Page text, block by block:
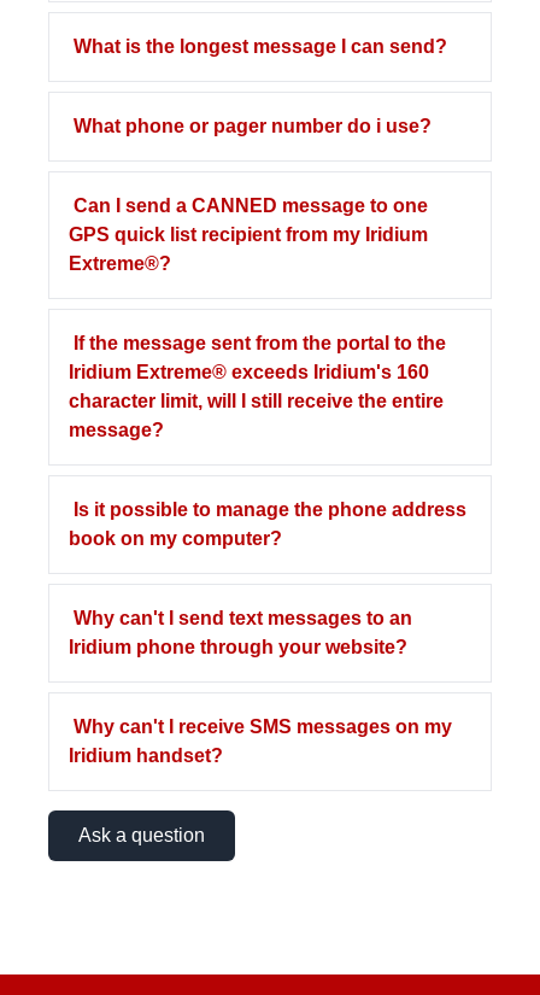
What is the longest message I can send?
What phone or pager number do i use?
Can I send a CANNED message to one
GPS quick list recipient from my Iridium
Extreme®?
If the message sent from the portal to the
Iridium Extreme® exceeds Iridium's 160
character limit, will I still receive the entire
message?
Is it possible to manage the phone address
book on my computer?
Why can't I send text messages to an
Iridium phone through your website?
Why can't I receive SMS messages on my
Iridium handset?
Ask a question